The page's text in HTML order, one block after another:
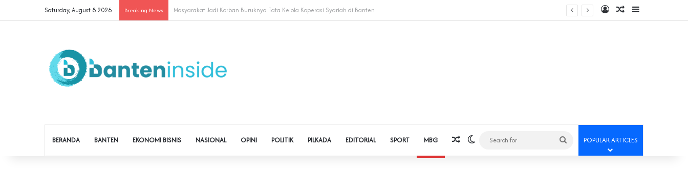
Saturday, August 8 2026 Breaking News Cegah Buruh Terjerat Judol dan Pinjol, Polda Banten Gandeng SPSI Perkuat Literasi Digital Log InRandom Article
Sidebar
BERANDA BANTEN EKONOMI BISNIS NASIONAL OPINI POLITIK PILKADA EDITORIAL SPORT MBG Random Article
Switch skin
Search
for
POPULAR ARTICLES